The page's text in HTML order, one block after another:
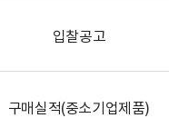
입찰공고
구매실적(중소기업제품)